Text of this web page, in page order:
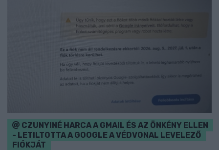
CZUNYINÉ HARCA A GMAIL ÉS AZ ÖNKÉNY ELLEN
- LETILTOTTA A GOOGLE A VÉDVONAL LEVELEZŐ
FIÓKJÁT